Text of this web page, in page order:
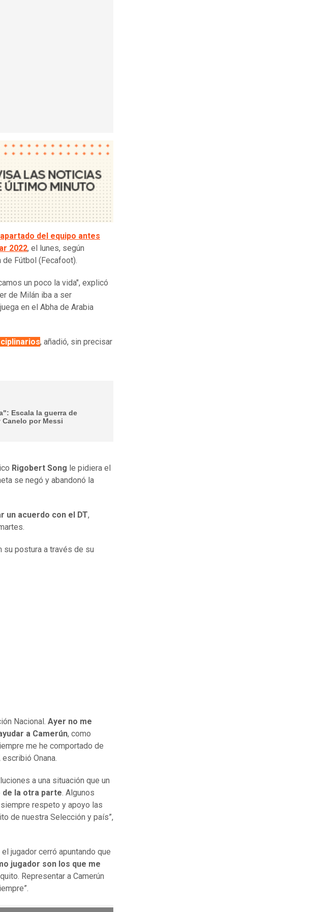
apartado del equipo antes
2022, el lunes, según
de Fútbol (Fecafoot).
un poco la vida", explicó
de Milán iba a ser
en el Abha de Arabia
, añadió, sin precisar
Escala la guerra de
por Messi
Rigobert Song le pidiera el
se negó y abandonó la
un acuerdo con el DT,
su postura a través de su
Nacional. Ayer no me
a Camerún, como
me he comportado de
escribió Onana.
a una situación que un
de la otra parte. Algunos
respeto y apoyo las
de nuestra Selección y país”,
jugador cerró apuntando que
jugador son los que me
Representar a Camerún